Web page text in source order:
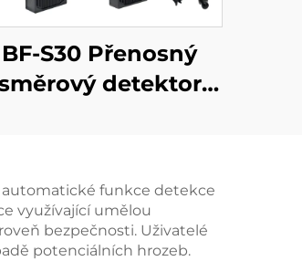
BF-S30 Přenosný
detektor
automatické funkce detekce
využívající umělou
bezpečnosti. Uživatelé
potenciálních hrozeb.